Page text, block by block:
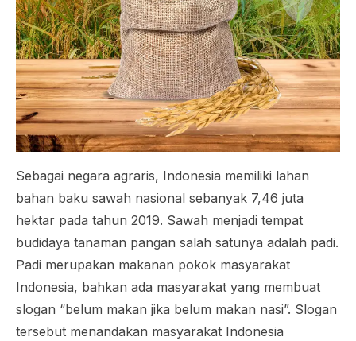
Sebagai negara agraris, Indonesia memiliki lahan
bahan baku sawah nasional sebanyak 7,46 juta
hektar pada tahun 2019. Sawah menjadi tempat
budidaya tanaman pangan salah satunya adalah padi.
Padi merupakan makanan pokok masyarakat
Indonesia, bahkan ada masyarakat yang membuat
slogan “belum makan jika belum makan nasi”. Slogan
tersebut menandakan masyarakat Indonesia